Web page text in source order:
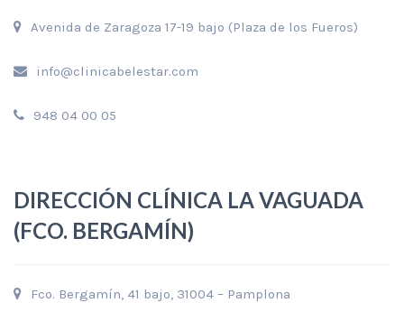
DIRECCIÓN CLÍNICA LA VAGUADA
(FCO. BERGAMÍN)
Fco. Bergamín, 41 bajo, 31004 – Pamplona